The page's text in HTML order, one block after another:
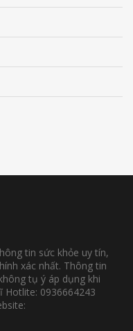
tin sức khỏe uy tín,
xác nhất. Thông tin
tụ ý áp dụng khi
Hotlite: 0936664243